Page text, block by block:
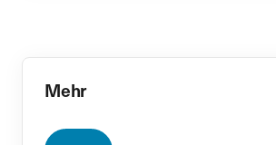
Mehr